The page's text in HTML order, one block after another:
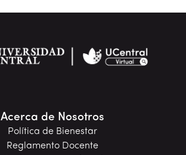
Acerca de Nosotros
Política de Bienestar
Reglamento Docente